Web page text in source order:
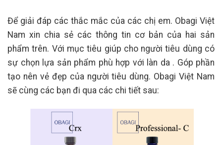
Để giải đáp các thắc mắc của các chị em. Obagi Việt
Nam xin chia sẻ các thông tin cơ bản của hai sản
phẩm trên. Với mục tiêu giúp cho người tiêu dùng có
sự chọn lựa sản phẩm phù hợp với làn da . Góp phần
tạo nên vẻ đẹp của người tiêu dùng. Obagi Việt Nam
sẽ cùng các bạn đi qua các chi tiết sau: